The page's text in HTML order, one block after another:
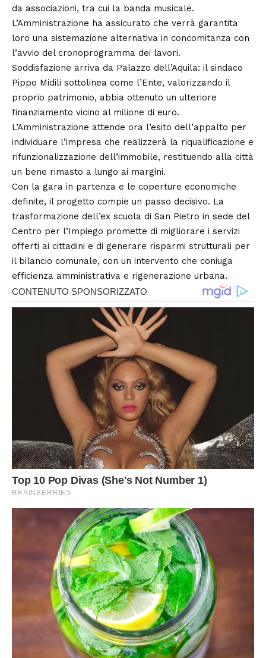
da associazioni, tra cui la banda musicale.
L’Amministrazione ha assicurato che verrà garantita
loro una sistemazione alternativa in concomitanza con
l’avvio del cronoprogramma dei lavori.
Soddisfazione arriva da Palazzo dell’Aquila: il sindaco
Pippo Midili sottolinea come l’Ente, valorizzando il
proprio patrimonio, abbia ottenuto un ulteriore
finanziamento vicino al milione di euro.
L’Amministrazione attende ora l’esito dell’appalto per
individuare l’impresa che realizzerà la riqualificazione e
rifunzionalizzazione dell’immobile, restituendo alla città
un bene rimasto a lungo ai margini.
Con la gara in partenza e le coperture economiche
definite, il progetto compie un passo decisivo. La
trasformazione dell’ex scuola di San Pietro in sede del
Centro per l’Impiego promette di migliorare i servizi
offerti ai cittadini e di generare risparmi strutturali per
il bilancio comunale, con un intervento che coniuga
efficienza amministrativa e rigenerazione urbana.